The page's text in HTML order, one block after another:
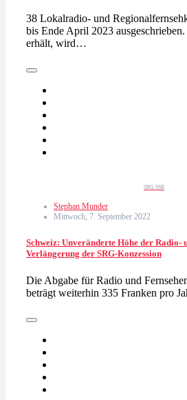
38 Lokalradio- und
bis Ende April 2023
erhält, wird…
SRG SSR
Stephan Munder
Mittwoch, 7. September 2022
Schweiz: Unveränderte Höhe der Radio-
Verlängerung der SRG-Konzession
Die Abgabe für Radio und
beträgt weiterhin 335 Franken pro